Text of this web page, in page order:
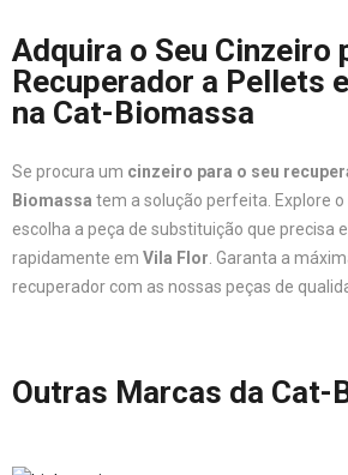
Adquira o Seu Cinzeiro
Recuperador a Pellets
na Cat-Biomassa
Se procura um cinzeiro para o seu
Biomassa tem a solução perfeita. Explore
escolha a peça de substituição que precisa
rapidamente em Vila Flor . Garanta a
recuperador com as nossas peças de
Outras Marcas da Cat-